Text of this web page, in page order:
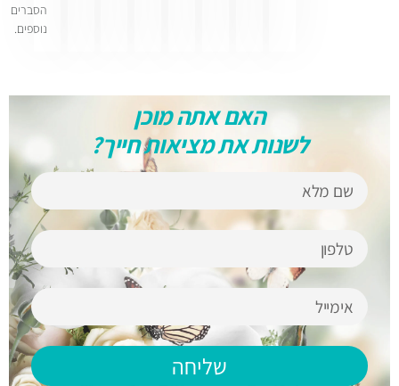
הסברים
נוספים.
האם אתה מוכן
לשנות את מציאות חייך?
שליחה